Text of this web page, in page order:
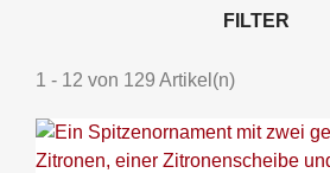
FILTER
1 - 12 von 129 Artikel(n)